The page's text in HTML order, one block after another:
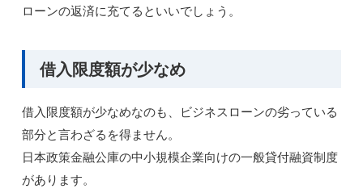
ローンの返済に充てるといいでしょう。
借入限度額が少なめ
借入限度額が少なめなのも、ビジネスローンの劣っている
部分と言わざるを得ません。
日本政策金融公庫の中小規模企業向けの一般貸付融資制度
があります。